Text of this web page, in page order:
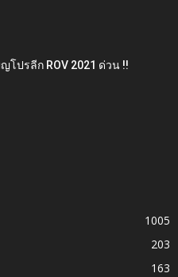
โปรลีก ROV 2021 ด่วน !!
1005
203
163